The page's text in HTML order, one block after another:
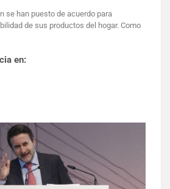
se han puesto de acuerdo para
de sus productos del hogar. Como
en: